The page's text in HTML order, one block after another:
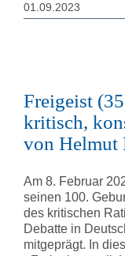
01.09.2023
Freigeist
kritisch,
von Helmut
Am 8. Februar
seinen 100.
des kritischen
Debatte in
mitgeprägt. In